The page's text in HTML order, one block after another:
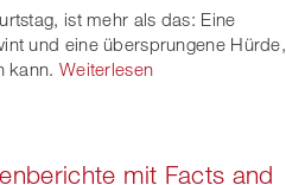
ist mehr als das: Eine
und eine übersprungene Hürde,
kann. Weiterlesen
mit Facts and